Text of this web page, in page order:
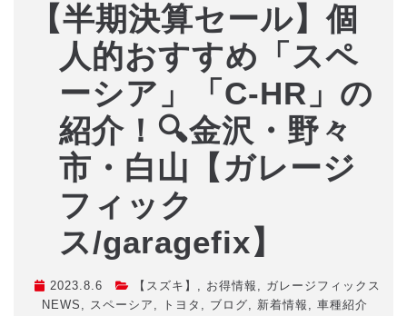
【半期決算セール】個
人的おすすめ「スペ
ーシア」「C-HR」の
紹介！🔍金沢・野々
市・白山【ガレージ
フィック
ス/garagefix】
2023.8.6 【スズキ】 , お得情報 , ガレージフィックス
NEWS , スペーシア , トヨタ , ブログ, 新着情報 , 車種紹介